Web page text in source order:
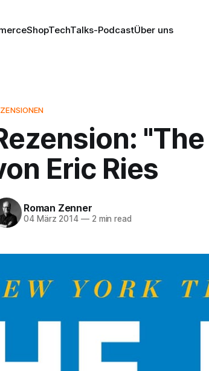
ShopTechTalks-PodcastÜber uns
Eric Ries
Roman Zenner
04 März 2014 —2 min read